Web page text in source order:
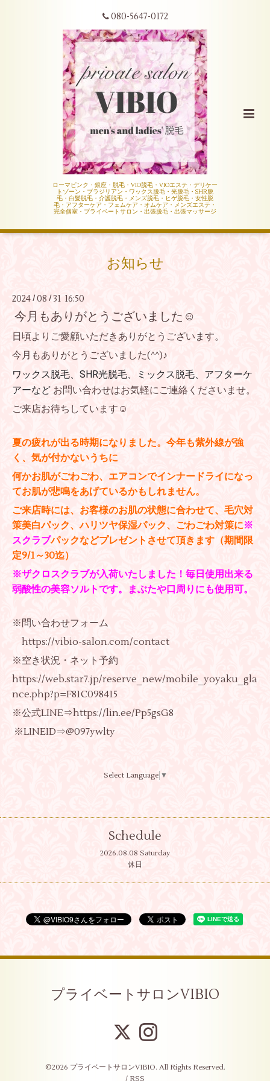
080-5647-0172
ローマピンク・銀座・脱毛・VIO脱毛・VIOエステ・デリケー
トゾーン・ブラジリアン・ワックス脱毛・光脱毛・SHR脱
毛・白髪脱毛・介護脱毛・メンズ脱毛・ヒゲ脱毛・女性脱
毛・アフターケア・フェムケア・オムケア・メンズエステ・
完全個室・プライベートサロン・出張脱毛・出張マッサージ
お知らせ
2024 / 08 /31 16:50
今月もありがとうございました☺
日頃よりご愛顧いただきありがとうございます。
今月もありがとうございました(^^)♪
ワックス脱毛、SHR光脱毛、ミックス脱毛、アフターケ
アーなど お問い合わせはお気軽にご連絡くださいませ。
ご来店お待ちしています☺
夏の疲れが出る時期になりました。今年も紫外線が強
く、気が付かないうちに
何かお肌がごわごわ、エアコンでインナードライになっ
てお肌が悲鳴をあげているかもしれません。
ご来店時には、お客様のお肌の状態に合わせて、毛穴対
策美白パック、ハリツヤ保湿パック、ごわごわ対策に※
スクラブパックなどプレゼントさせて頂きます（期間限
定9/1～30迄）
※ザクロスクラブが入荷いたしました！毎日使用出来る
弱酸性の美容ソルトです。まぶたや口周りにも使用可。
※問い合わせフォーム
https://vibio-salon.com/contact
※空き状況・ネット予約
https://web.star7.jp/reserve_new/mobile_yoyaku_gla
nce.php?p=F81C098415
※公式LINE⇒https://lin.ee/Pp5gsG8
※LINEID⇒@097ywlty
Select Language ▼
Schedule
2026.08.08 Saturday
休日
プライベートサロンVIBIO
©2026 プライベートサロンVIBIO. All Rights Reserved.
/ RSS